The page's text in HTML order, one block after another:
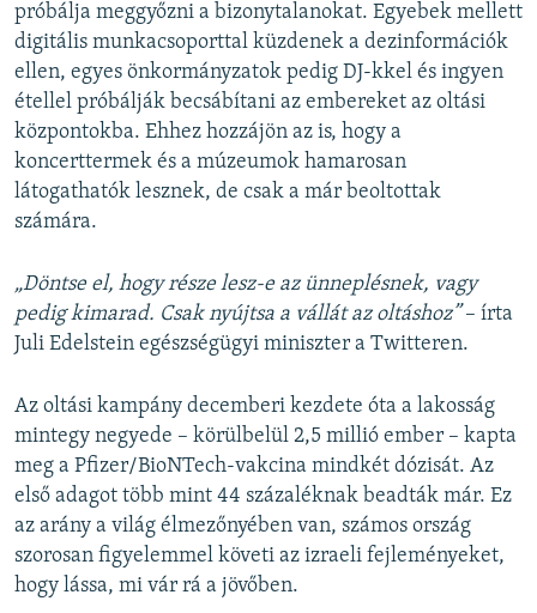
próbálja meggyőzni a bizonytalanokat. Egyebek mellett
digitális munkacsoporttal küzdenek a dezinformációk
ellen, egyes önkormányzatok pedig DJ-kkel és ingyen
étellel próbálják becsábítani az embereket az oltási
központokba. Ehhez hozzájön az is, hogy a
koncerttermek és a múzeumok hamarosan
látogathatók lesznek, de csak a már beoltottak
számára.
„Döntse el, hogy része lesz-e az ünneplésnek, vagy
pedig kimarad. Csak nyújtsa a vállát az oltáshoz”– írta
Juli Edelstein egészségügyi miniszter a Twitteren.
Az oltási kampány decemberi kezdete óta a lakosság
mintegy negyede – körülbelül 2,5 millió ember – kapta
meg a Pfizer/BioNTech-vakcina mindkét dózisát. Az
első adagot több mint 44 százaléknak beadták már. Ez
az arány a világ élmezőnyében van, számos ország
szorosan figyelemmel követi az izraeli fejleményeket,
hogy lássa, mi vár rá a jövőben.